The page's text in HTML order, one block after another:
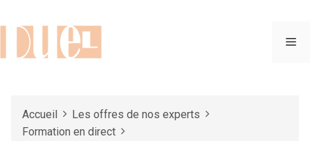
au
contenu
Accueil
Les offres de nos experts
Formation en direct